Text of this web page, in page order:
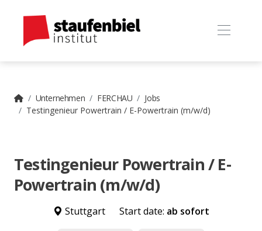
Unternehmen FERCHAU
Jobs
Testingenieur Powertrain / E-Powertrain (m/w/d)
Testingenieur Powertrain / E-
Powertrain (m/w/d)
Stuttgart Start date: ab sofort